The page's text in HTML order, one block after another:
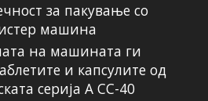
за пакување со
машина
на машината ги
и капсулите од
серија А CC-40